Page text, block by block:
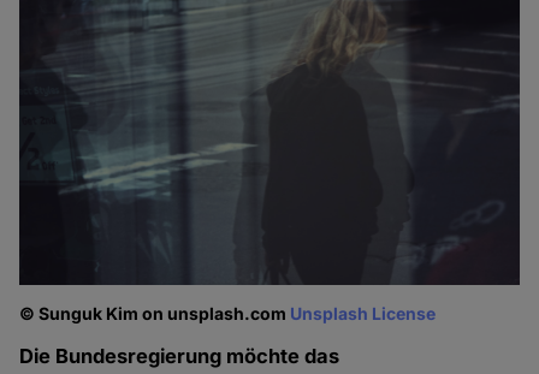
© Sunguk Kim on unsplash.com Unsplash License
Die Bundesregierung möchte das